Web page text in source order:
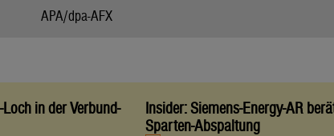
APA/dpa-AFX
in der Verbund-
Insider: Siemens-Energy-AR
Sparten-Abspaltung